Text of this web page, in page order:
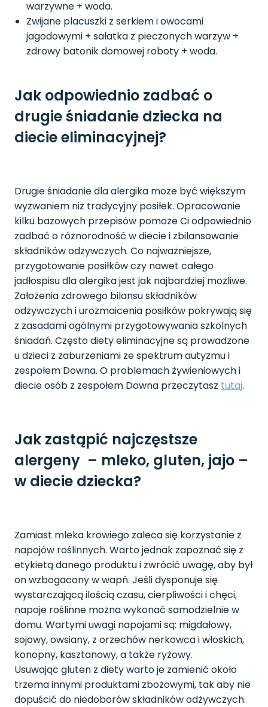
warzywne + woda.
Zwijane placuszki z serkiem i owocami
jagodowymi + sałatka z pieczonych warzyw +
zdrowy batonik domowej roboty + woda.
Jak odpowiednio zadbać o
drugie śniadanie dziecka na
diecie eliminacyjnej?
Drugie śniadanie dla alergika może być większym
wyzwaniem niż tradycyjny posiłek. Opracowanie
kilku bazowych przepisów pomoże Ci odpowiednio
zadbać o różnorodność w diecie i zbilansowanie
składników odżywczych. Co najważniejsze,
przygotowanie posiłków czy nawet całego
jadłospisu dla alergika jest jak najbardziej możliwe.
Założenia zdrowego bilansu składników
odżywczych i urozmaicenia posiłków pokrywają się
z zasadami ogólnymi przygotowywania szkolnych
śniadań. Często diety eliminacyjne są prowadzone
u dzieci z zaburzeniami ze spektrum autyzmu i
zespołem Downa. O problemach żywieniowych i
diecie osób z zespołem Downa przeczytasz tutaj.
Jak zastąpić najczęstsze
alergeny – mleko, gluten, jajo –
w diecie dziecka?
Zamiast mleka krowiego zaleca się korzystanie z
napojów roślinnych. Warto jednak zapoznać się z
etykietą danego produktu i zwrócić uwagę, aby był
on wzbogacony w wapń. Jeśli dysponuje się
wystarczającą ilością czasu, cierpliwości i chęci,
napoje roślinne można wykonać samodzielnie w
domu. Wartymi uwagi napojami są: migdałowy,
sojowy, owsiany, z orzechów nerkowca i włoskich,
konopny, kasztanowy, a także ryżowy.
Usuwając gluten z diety warto je zamienić około
trzema innymi produktami zbożowymi, tak aby nie
dopuścić do niedoborów składników odżywczych.